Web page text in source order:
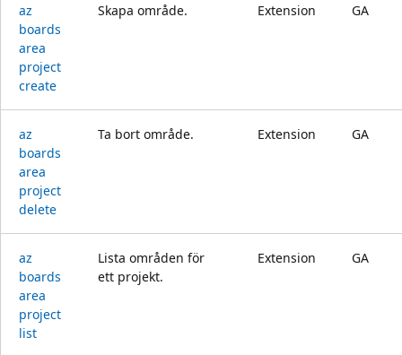
az
boards
area
project
create
Skapa område. Extension GA
az
boards
area
project
delete
Ta bort område. Extension GA
az
boards
area
project
list
Lista områden för
ett projekt.
Extension GA